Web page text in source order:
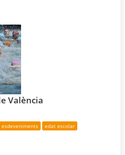
València
edat escolar